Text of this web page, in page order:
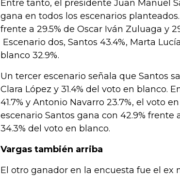
Entre tanto, el presidente Juan Manuel
gana en todos los escenarios
frente a 29.5% de Oscar Iván Zuluaga y
Escenario dos, Santos 43.4%, Marta
blanco 32.9%.
Un tercer escenario señala que Santos
Clara López y 31.4% del voto en blanco.
41.7% y Antonio Navarro 23.7%, el voto
escenario Santos gana con 42.9% frente
34.3% del voto en blanco.
Vargas también arriba
El otro ganador en la encuesta fue el ex